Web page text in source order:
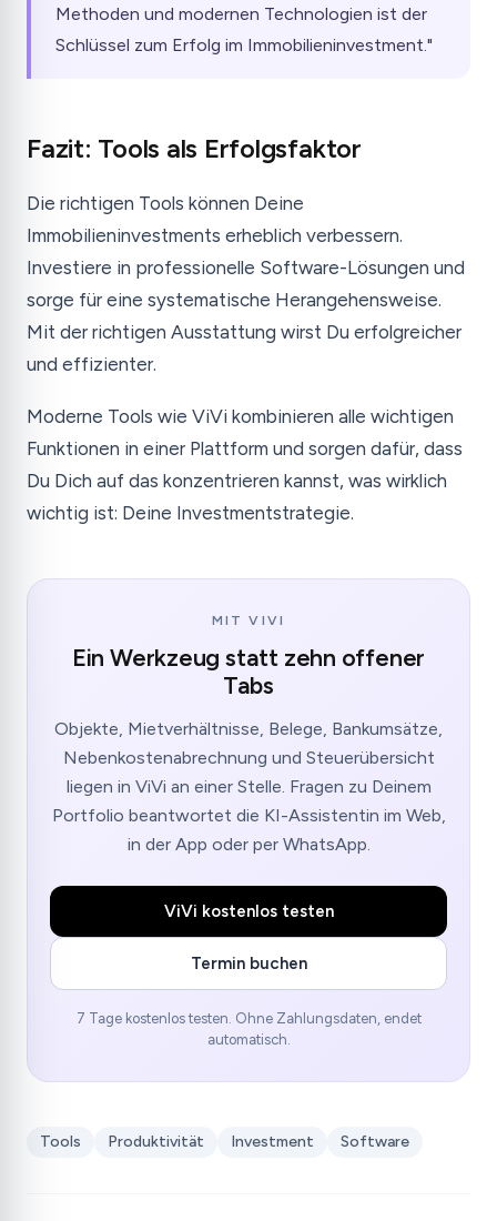
Methoden und modernen Technologien ist der
Schlüssel zum Erfolg im Immobilieninvestment."
Fazit: Tools als Erfolgsfaktor
Die richtigen Tools können Deine
Immobilieninvestments erheblich verbessern.
Investiere in professionelle Software-Lösungen und
sorge für eine systematische Herangehensweise.
Mit der richtigen Ausstattung wirst Du erfolgreicher
und effizienter.
Moderne Tools wie ViVi kombinieren alle wichtigen
Funktionen in einer Plattform und sorgen dafür, dass
Du Dich auf das konzentrieren kannst, was wirklich
wichtig ist: Deine Investmentstrategie.
MIT VIVI
Ein Werkzeug statt zehn offener
Tabs
Objekte, Mietverhältnisse, Belege, Bankumsätze,
Nebenkostenabrechnung und Steuerübersicht
liegen in ViVi an einer Stelle. Fragen zu Deinem
Portfolio beantwortet die KI-Assistentin im Web,
in der App oder per WhatsApp.
ViVi kostenlos testen
Termin buchen
7 Tage kostenlos testen. Ohne Zahlungsdaten, endet
automatisch.
Tools Produktivität Investment Software